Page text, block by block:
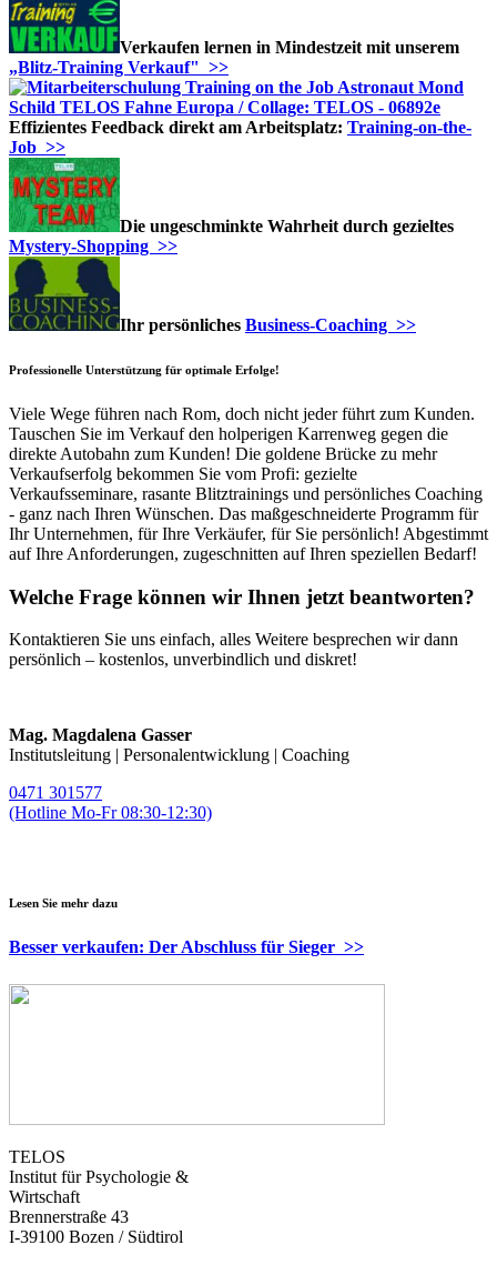
Verkaufen lernen in Mindestzeit mit unserem
„Blitz-Training Verkauf" >>
Effizientes Feedback direkt am Arbeitsplatz: Training-on-the-
Job >>
Die ungeschminkte Wahrheit durch gezieltes
Mystery-Shopping >>
Ihr persönliches Business-Coaching >>
Professionelle Unterstützung für optimale Erfolge!
Viele Wege führen nach Rom, doch nicht jeder führt zum Kunden.
Tauschen Sie im Verkauf den holperigen Karrenweg gegen die
direkte Autobahn zum Kunden! Die goldene Brücke zu mehr
Verkaufserfolg bekommen Sie vom Profi: gezielte
Verkaufsseminare, rasante Blitztrainings und persönliches Coaching
- ganz nach Ihren Wünschen. Das maßgeschneiderte Programm für
Ihr Unternehmen, für Ihre Verkäufer, für Sie persönlich! Abgestimmt
auf Ihre Anforderungen, zugeschnitten auf Ihren speziellen Bedarf!
Welche Frage können wir Ihnen jetzt beantworten?
Kontaktieren Sie uns einfach, alles Weitere besprechen wir dann
persönlich – kostenlos, unverbindlich und diskret!
Mag. Magdalena Gasser
Institutsleitung | Personalentwicklung | Coaching
0471 301577
(Hotline Mo-Fr 08:30-12:30)
Lesen Sie mehr dazu
Besser verkaufen: Der Abschluss für Sieger >>
TELOS
Institut für Psychologie &
Wirtschaft
Brennerstraße 43
I-39100 Bozen / Südtirol